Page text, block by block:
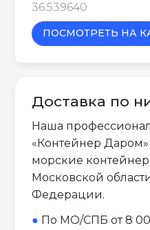
36.539640
ПОСМОТРЕТЬ НА
Доставка по
Наша
«Контейнер Даром»
морские
Московской
Федерации.
● По МО/СПБ от 8